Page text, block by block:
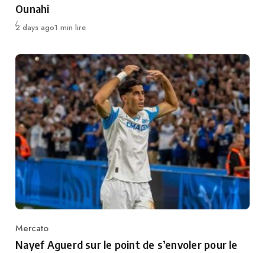
Ounahi
Publié
2 days ago1 min lire
Category
Mercato
Nayef Aguerd sur le point de s’envoler pour le